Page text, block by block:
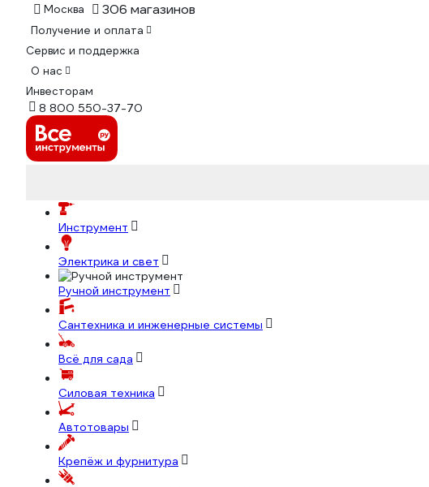
Москва 306 магазинов
Получение и оплата
Сервис и поддержка
О нас
Инвесторам
8 800 550-37-70
Инструмент
Электрика и свет
Ручной инструмент
Сантехника и инженерные системы
Всё для сада
Силовая техника
Автотовары
Крепёж и фурнитура